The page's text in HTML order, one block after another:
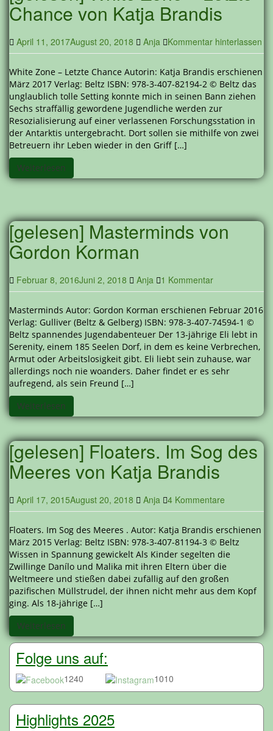
Chance von Katja Brandis
April 11, 2017August 20, 2018 Anja Kommentar hinterlassen
White Zone – Letzte Chance Autorin: Katja Brandis erschienen
März 2017 Verlag: Beltz ISBN: 978-3-407-82194-2 © Beltz das
unglaublich tolle Setting konnte mich in seinen Bann ziehen
Sechs straffällig gewordene Jugendliche werden zur
Resozialisierung auf einer verlassenen Forschungsstation in
der Antarktis untergebracht. Dort sollen sie mithilfe von zwei
Betreuern ihr Leben wieder in den Griff […]
Weiterlesen
[gelesen] Masterminds von
Gordon Korman
Februar 8, 2016Juni 2, 2018 Anja 1 Kommentar
Masterminds Autor: Gordon Korman erschienen Februar 2016
Verlag: Gulliver (Beltz & Gelberg) ISBN: 978-3-407-74594-1 ©
Beltz spannendes Jugendabenteuer Der 13-jährige Eli lebt in
Serenity, einem 185 Seelen Dorf, in dem es keine Verbrechen,
Armut oder Arbeitslosigkeit gibt. Eli liebt sein zuhause, war
allerdings noch nie woanders. Daher findet er es sehr
aufregend, als sein Freund […]
Weiterlesen
[gelesen] Floaters. Im Sog des
Meeres von Katja Brandis
April 17, 2015August 20, 2018 Anja 4 Kommentare
Floaters. Im Sog des Meeres . Autor: Katja Brandis erschienen
März 2015 Verlag: Beltz ISBN: 978-3-407-81194-3 © Beltz
Wissen in Spannung gewickelt Als Kinder segelten die
Zwillinge Danílo und Malika mit ihren Eltern über die
Weltmeere und stießen dabei zufällig auf den großen
pazifischen Müllstrudel, der ihnen nicht mehr aus dem Kopf
ging. Als 18-jährige […]
Weiterlesen
Folge uns auf:
1240 1010
Highlights 2025